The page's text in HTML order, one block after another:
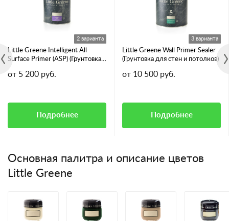
2 варианта
Little Greene Intelligent All
Surface Primer (ASP) (Грунтовка
от 5 200 руб.
Подробнее
3 варианта
Little Greene Wall Primer Sealer
(Грунтовка для стен и потолков)
от 10 500 руб.
Подробнее
Основная палитра и описание цветов
Little Greene